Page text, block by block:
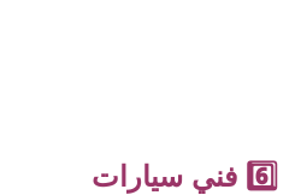
6️⃣ فني سيارات